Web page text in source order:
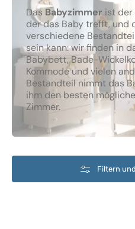
Das Babyzimmer ist der
der das Baby trefft, und
verschiedene
sein kann: wir finden in
Babybett, Bade-
Kommode und vielen
Bestandteil nimmt das
ihm den besten
Zimmer.
Filtern